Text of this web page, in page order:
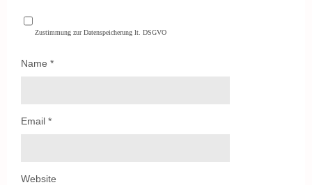
Zustimmung zur Datenspeicherung lt. DSGVO
Name *
Email *
Website